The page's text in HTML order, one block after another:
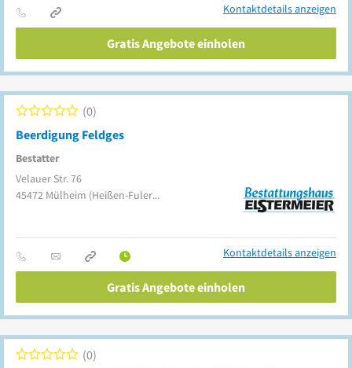
Kontaktdetails anzeigen
Gratis Angebote einholen
Beerdigung Feldges
Bestatter
0
Velauer Str. 76
45472 Mülheim (Heißen-Fulerum)
Kontaktdetails anzeigen
Gratis Angebote einholen
0